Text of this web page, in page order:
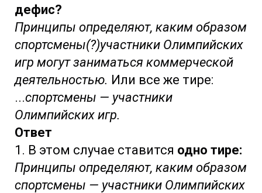
дефис?
Принципы определяют, каким образом
спортсмены(?)участники Олимпийских
игр могут заниматься коммерческой
деятельностью. Или все же тире:
...спортсмены — участники
Олимпийских игр.
Ответ
1. В этом случае ставится одно тире:
Принципы определяют, каким образом
спортсмены — участники Олимпийских